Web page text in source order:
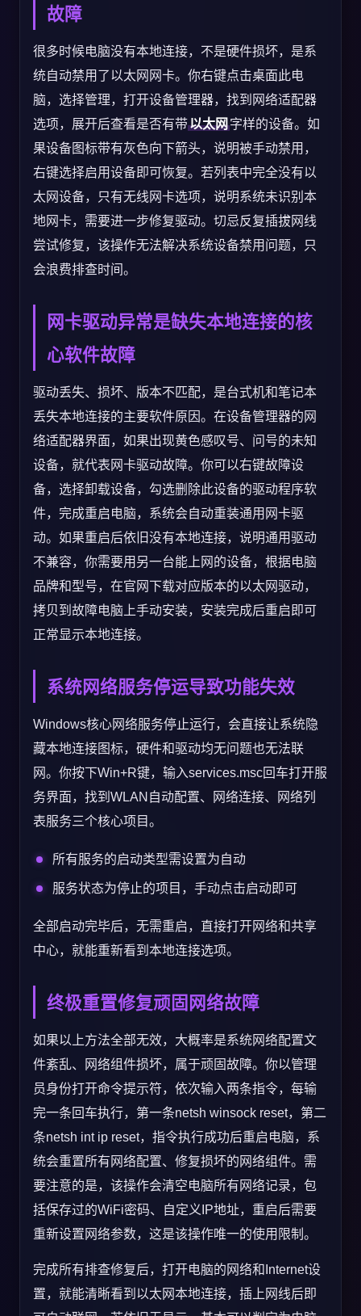
故障
很多时候电脑没有本地连接，不是硬件损坏，是系
统自动禁用了以太网网卡。你右键点击桌面此电
脑，选择管理，打开设备管理器，找到网络适配器
选项，展开后查看是否有带以太网字样的设备。如
果设备图标带有灰色向下箭头，说明被手动禁用，
右键选择启用设备即可恢复。若列表中完全没有以
太网设备，只有无线网卡选项，说明系统未识别本
地网卡，需要进一步修复驱动。切忌反复插拔网线
尝试修复，该操作无法解决系统设备禁用问题，只
会浪费排查时间。
网卡驱动异常是缺失本地连接的核
心软件故障
驱动丢失、损坏、版本不匹配，是台式机和笔记本
丢失本地连接的主要软件原因。在设备管理器的网
络适配器界面，如果出现黄色感叹号、问号的未知
设备，就代表网卡驱动故障。你可以右键故障设
备，选择卸载设备，勾选删除此设备的驱动程序软
件，完成重启电脑，系统会自动重装通用网卡驱
动。如果重启后依旧没有本地连接，说明通用驱动
不兼容，你需要用另一台能上网的设备，根据电脑
品牌和型号，在官网下载对应版本的以太网驱动，
拷贝到故障电脑上手动安装，安装完成后重启即可
正常显示本地连接。
系统网络服务停运导致功能失效
Windows核心网络服务停止运行，会直接让系统隐
藏本地连接图标，硬件和驱动均无问题也无法联
网。你按下Win+R键，输入services.msc回车打开服
务界面，找到WLAN自动配置、网络连接、网络列
表服务三个核心项目。
所有服务的启动类型需设置为自动
服务状态为停止的项目，手动点击启动即可
全部启动完毕后，无需重启，直接打开网络和共享
中心，就能重新看到本地连接选项。
终极重置修复顽固网络故障
如果以上方法全部无效，大概率是系统网络配置文
件紊乱、网络组件损坏，属于顽固故障。你以管理
员身份打开命令提示符，依次输入两条指令，每输
完一条回车执行，第一条netsh winsock reset，第二
条netsh int ip reset，指令执行成功后重启电脑，系
统会重置所有网络配置、修复损坏的网络组件。需
要注意的是，该操作会清空电脑所有网络记录，包
括保存过的WiFi密码、自定义IP地址，重启后需要
重新设置网络参数，这是该操作唯一的使用限制。
完成所有排查修复后，打开电脑的网络和Internet设
置，就能清晰看到以太网本地连接，插上网线后即